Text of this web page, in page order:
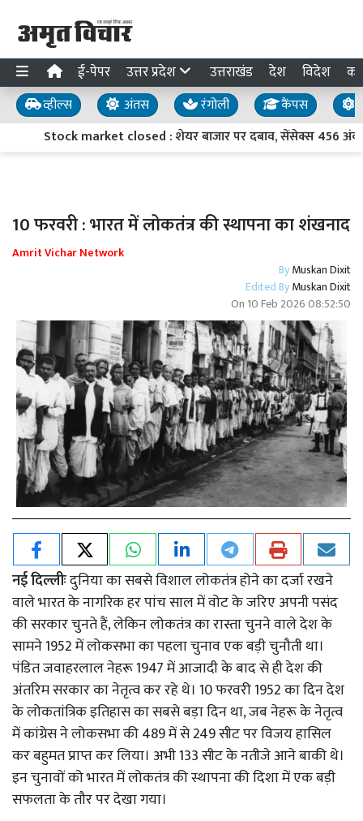
ई-पेपर उत्तर प्रदेश उत्तराखंड देश विदेश
व्हील्स अंतस रंगोली कैंपस
Stock market closed : शेयर बाजार पर दबाव, सेंसेक्स 456 अंक
10 फरवरी : भारत में लोकतंत्र की स्थापना का शंखनाद
Amrit Vichar Network
ByMuskan Dixit
Edited ByMuskan Dixit
On 10 Feb 2026 08:52:50
नई दिल्लीःदुनिया का सबसे विशाल लोकतंत्र होने का दर्जा रखने
वाले भारत के नागरिक हर पांच साल में वोट के जरिए अपनी पसंद
की सरकार चुनते हैं, लेकिन लोकतंत्र का रास्ता चुनने वाले देश के
सामने 1952 में लोकसभा का पहला चुनाव एक बड़ी चुनौती था।
पंडित जवाहरलाल नेहरू 1947 में आजादी के बाद से ही देश की
अंतरिम सरकार का नेतृत्व कर रहे थे। 10 फरवरी 1952 का दिन देश
के लोकतांत्रिक इतिहास का सबसे बड़ा दिन था, जब नेहरू के नेतृत्व
में कांग्रेस ने लोकसभा की 489 में से 249 सीट पर विजय हासिल
कर बहुमत प्राप्त कर लिया। अभी 133 सीट के नतीजे आने बाकी थे।
इन चुनावों को भारत में लोकतंत्र की स्थापना की दिशा में एक बड़ी
सफलता के तौर पर देखा गया।